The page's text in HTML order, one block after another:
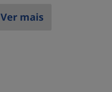
Ver mais